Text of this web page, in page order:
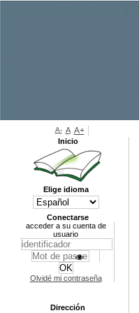
A- A A+
Inicio
Elige idioma
Conectarse
acceder a su cuenta de
usuario
Olvidé mi contraseña
Dirección